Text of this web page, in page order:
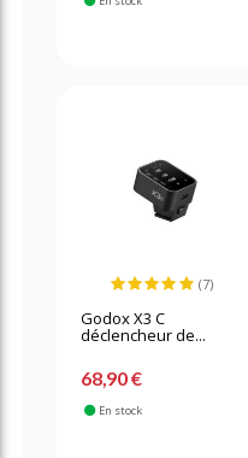
(7)
Godox X3 C
déclencheur de...
68,90 €
En stock